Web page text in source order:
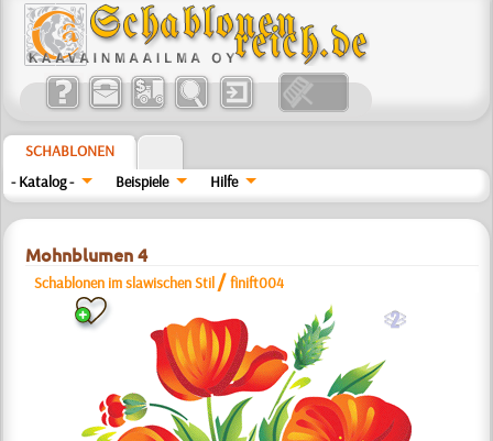
SCHABLONEN
- Katalog -
Beispiele Hilfe
Mohnblumen 4
Schablonen im slawischen Stil /finift004
b